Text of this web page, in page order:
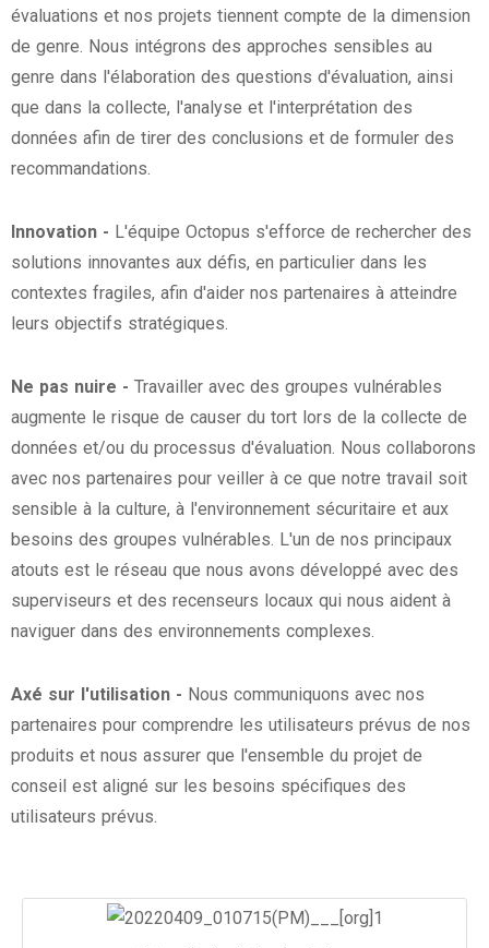
évaluations et nos projets tiennent compte de la dimension
de genre. Nous intégrons des approches sensibles au
genre dans l'élaboration des questions d'évaluation, ainsi
que dans la collecte, l'analyse et l'interprétation des
données afin de tirer des conclusions et de formuler des
recommandations.
Innovation - L'équipe Octopus s'efforce de rechercher des
solutions innovantes aux défis, en particulier dans les
contextes fragiles, afin d'aider nos partenaires à atteindre
leurs objectifs stratégiques.
Ne pas nuire - Travailler avec des groupes vulnérables
augmente le risque de causer du tort lors de la collecte de
données et/ou du processus d'évaluation. Nous collaborons
avec nos partenaires pour veiller à ce que notre travail soit
sensible à la culture, à l'environnement sécuritaire et aux
besoins des groupes vulnérables. L'un de nos principaux
atouts est le réseau que nous avons développé avec des
superviseurs et des recenseurs locaux qui nous aident à
naviguer dans des environnements complexes.
Axé sur l'utilisation - Nous communiquons avec nos
partenaires pour comprendre les utilisateurs prévus de nos
produits et nous assurer que l'ensemble du projet de
conseil est aligné sur les besoins spécifiques des
utilisateurs prévus.